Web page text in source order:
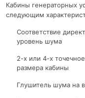
Кабины генераторных
следующим
Соответствие
уровень шума
2-х или 4-х
размера кабины
Глушитель шума на